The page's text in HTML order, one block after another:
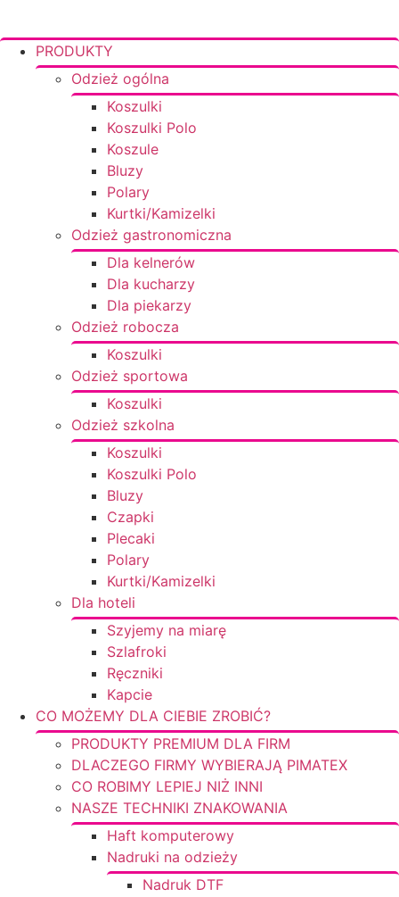
PRODUKTY
Odzież ogólna
Koszulki
Koszulki Polo
Koszule
Bluzy
Polary
Kurtki/Kamizelki
Odzież gastronomiczna
Dla kelnerów
Dla kucharzy
Dla piekarzy
Odzież robocza
Koszulki
Odzież sportowa
Koszulki
Odzież szkolna
Koszulki
Koszulki Polo
Bluzy
Czapki
Plecaki
Polary
Kurtki/Kamizelki
Dla hoteli
Szyjemy na miarę
Szlafroki
Ręczniki
Kapcie
CO MOŻEMY DLA CIEBIE ZROBIĆ?
PRODUKTY PREMIUM DLA FIRM
DLACZEGO FIRMY WYBIERAJĄ PIMATEX
CO ROBIMY LEPIEJ NIŻ INNI
NASZE TECHNIKI ZNAKOWANIA
Haft komputerowy
Nadruki na odzieży
Nadruk DTF